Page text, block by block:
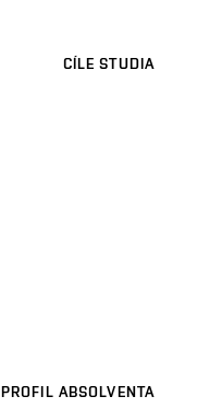
CÍLE STUDIA
PROFIL ABSOLVENTA